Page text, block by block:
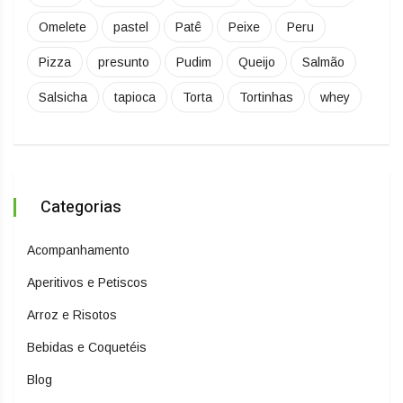
Omelete pastel Patê Peixe Peru
Pizza presunto Pudim Queijo Salmão
Salsicha tapioca Torta Tortinhas whey
Categorias
Acompanhamento
Aperitivos e Petiscos
Arroz e Risotos
Bebidas e Coquetéis
Blog